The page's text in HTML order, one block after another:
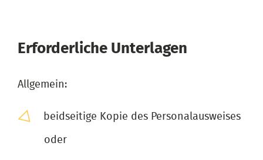
Erforderliche Unterlagen
Allgemein:
beidseitige Kopie des Personalausweises
oder